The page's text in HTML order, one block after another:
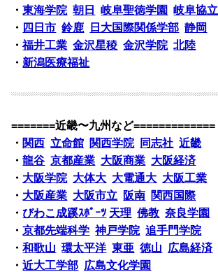
・東海学院 朝日 岐阜聖徳学園
岐阜協立
・ 四日市 鈴鹿 日大国際関係学部 静岡
・福井工業 金沢星稜 金沢学院 北陸
・ 新潟医療福祉
=======近畿〜九州など=============
・ 関西 立命館 関西学院 同志社 近畿
・龍谷 京都産業 大阪商業 大阪経済
・ 大阪学院 大体大 大電通大 大阪工業
・ 大阪産業 大阪市立 阪南 関西国際
・びわこ成蹊ｽﾎﾟｰﾂ 天理 佛教 奈良学園
・京都先端科学 神戸学院 追手門学院
・和歌山 環太平洋 東亜 徳山 広島経済
・近大工学部 広島文化学園